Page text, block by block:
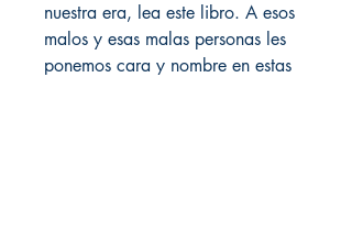
nuestra era, lea este libro. A esos
malos y esas malas personas les
ponemos cara y nombre en estas